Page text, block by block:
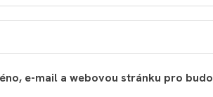
e-mail a webovou stránku pro